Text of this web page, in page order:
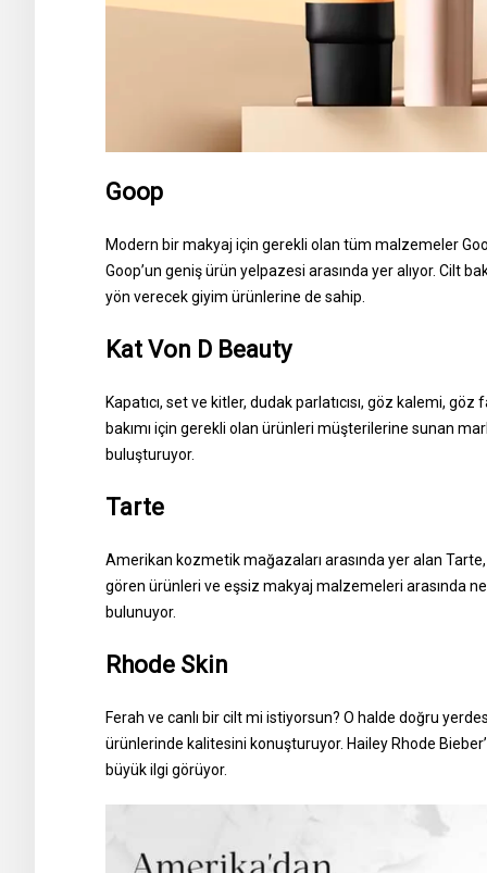
Goop
Modern bir makyaj için gerekli olan tüm malzemeler
Goop’un geniş ürün yelpazesi arasında yer alıyor. Cilt
yön verecek giyim ürünlerine de sahip.
Kat Von D Beauty
Kapatıcı, set ve kitler, dudak parlatıcısı, göz kalemi,
bakımı için gerekli olan ürünleri müşterilerine sunan
buluşturuyor.
Tarte
Amerikan kozmetik mağazaları arasında yer alan
gören ürünleri ve eşsiz makyaj malzemeleri arasında
bulunuyor.
Rhode Skin
Ferah ve canlı bir cilt mi istiyorsun? O halde doğru
ürünlerinde kalitesini konuşturuyor. Hailey Rhode
büyük ilgi görüyor.